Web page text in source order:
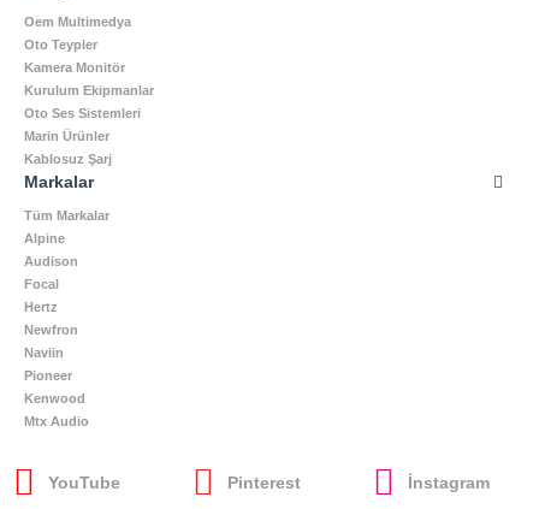
Oem Multimedya
Oto Teypler
Kamera Monitör
Kurulum Ekipmanlar
Oto Ses Sistemleri
Marin Ürünler
Kablosuz Şarj
Markalar
Tüm Markalar
Alpine
Audison
Focal
Hertz
Newfron
Naviin
Pioneer
Kenwood
Mtx Audio
YouTube Pinterest İnstagram